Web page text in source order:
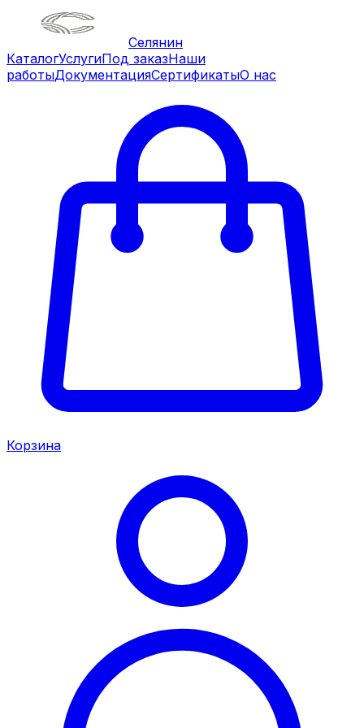
Селянин
КаталогУслугиПод заказНаши
работыДокументацияСертификатыО нас
Корзина